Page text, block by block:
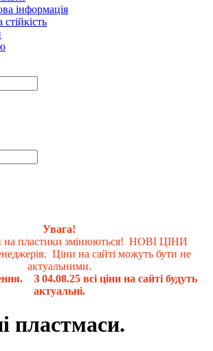
інформація
стійкість
Увага!
на пластики змінюються! НОВІ ЦІНИ
Ціни на сайті можуть бути не
актуальними.
З 04.08.25 всі ціни на сайті будуть
актуальні.
пластмаси.